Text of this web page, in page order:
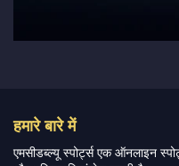
हमारे बारे में
एमसीडब्ल्यू स्पोर्ट्स एक ऑनलाइन